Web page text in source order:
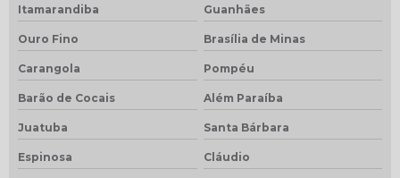
Itamarandiba Guanhães
Ouro Fino Brasília de Minas
Carangola Pompéu
Barão de Cocais Além Paraíba
Juatuba Santa Bárbara
Espinosa Cláudio